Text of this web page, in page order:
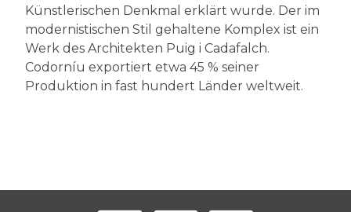
Künstlerischen Denkmal erklärt wurde. Der im
modernistischen Stil gehaltene Komplex ist ein
Werk des Architekten Puig i Cadafalch.
Codorníu exportiert etwa 45 % seiner
Produktion in fast hundert Länder weltweit.